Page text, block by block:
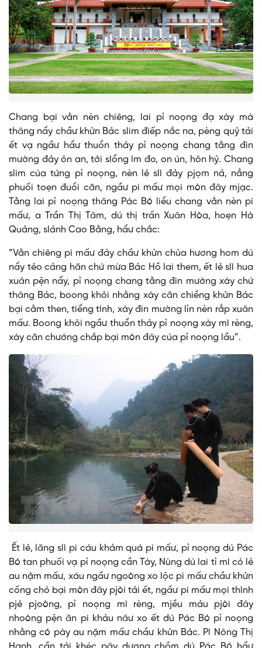
Chang bại vằn nèn chiêng, lai pỉ noọng đạ xày mà
thâng nẩy chầư khửn Bảc slim điếp nắc na, pèng quỷ tải
ết vạ ngầư hẩư thuổn thảy pỉ noọng chang tằng đin
mường đảy ỏn an, tởi slổng ím đo, on ún, hôn hỷ. Chang
slim cúa tứng pỉ noọng, nèn lẻ slì đảy pjọm nả, nẳng
phuối toẹn đuổi căn, ngầư pi mấư mọi mòn đây mjạc.
Tằng lai pỉ noọng thâng Pác Bó liểu chang vằn nèn pi
mấư, a Trần Thị Tâm, dú thị trấn Xuân Hòa, hoẹn Hà
Quảng, slảnh Cao Bằng, hẩư chắc:
“Vằn chiêng pi mấư đảy chầư khửn chủa hương hom dú
nẩy tẻo cảng hăn chứ mừa Bảc Hồ lai them, ết lẻ slì hua
xuân pện nẩy, pỉ noọng chang tằng đin mường xày chứ
thâng Bảc, boong khỏi nhằng xày căn chiềng khửn Bảc
bại cằm then, tiểng tính, xày đin mường lỉn nèn rẳp xuân
mấư. Boong khỏi ngầư thuổn thảy pỉ noọng xày mì rèng,
xày căn chướng chắp bại mòn đây cúa pỉ noọng lầu”.
Ết lẻ, lăng slì pi cáu khảm quá pi mấư, pỉ noọng dú Pác
Bó tan phuối vạ pỉ noọng cần Tày, Nùng dú lai tỉ mì cỏ lẻ
au nặm mấư, xáu ngầư ngoòng xo lộc pi mấư chầư khửn
cống chỏ bại mòn đây pjòi tải ết, ngầư pi mấư mọi thình
pjẻ pjoòng, pỉ noọng mì rèng, mjều mảu pjòi đây
nhoòng pện ăn pi khảu nâư xo ết dú Pác Bó pỉ noọng
nhằng có pày au nặm mấư chầư khửn Bảc. Pí Nông Thị